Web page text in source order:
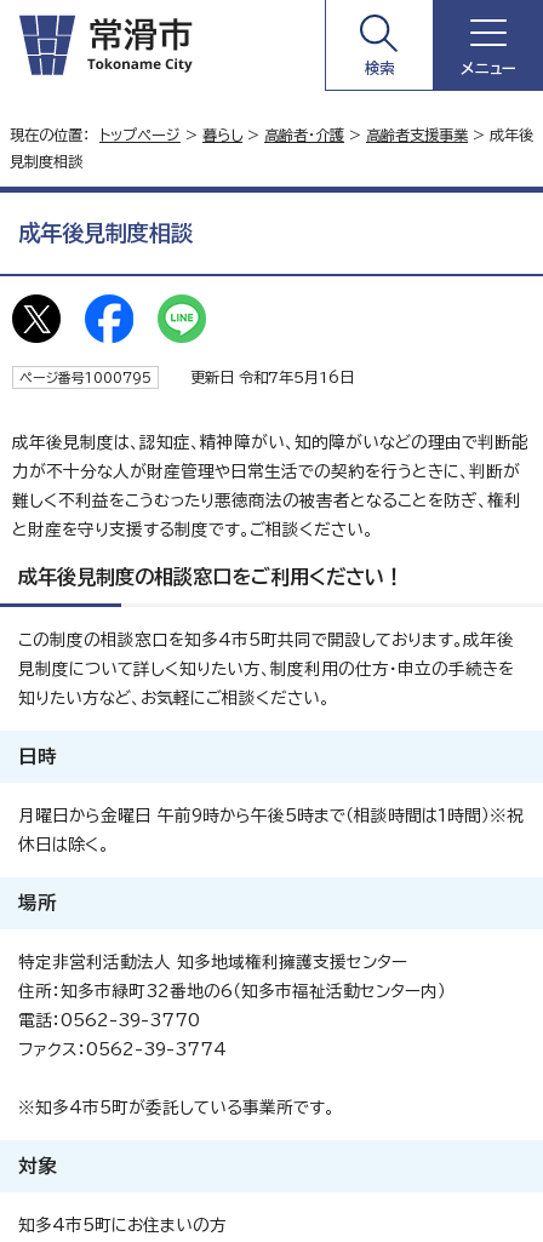
検索 メニュー
現在の位置： トップページ > 暮らし> 高齢者・介護 > 高齢者支援事業 > 成年後
見制度相談
成年後見制度相談
ページ番号1000795 更新日 令和7年5月16日
成年後見制度は、認知症、精神障がい、知的障がいなどの理由で判断能
力が不十分な人が財産管理や日常生活での契約を行うときに、判断が
難しく不利益をこうむったり悪徳商法の被害者となることを防ぎ、権利
と財産を守り支援する制度です。ご相談ください。
成年後見制度の相談窓口をご利用ください！
この制度の相談窓口を知多4市5町共同で開設しております。成年後
見制度について詳しく知りたい方、制度利用の仕方・申立の手続きを
知りたい方など、お気軽にご相談ください。
日時
月曜日から金曜日 午前9時から午後5時まで（相談時間は1時間）※祝
休日は除く。
場所
特定非営利活動法人 知多地域権利擁護支援センター
住所：知多市緑町32番地の6（知多市福祉活動センター内）
電話：0562-39-3770
ファクス：0562-39-3774
※知多4市5町が委託している事業所です。
対象
知多4市5町にお住まいの方